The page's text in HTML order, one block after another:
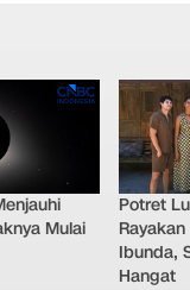
Mulai
Potret
Ibunda,
Hangat